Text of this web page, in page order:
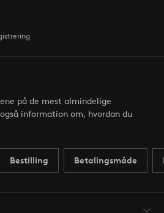
på de mest almindelige
information om, hvordan du
Bestilling Betalingsmåde